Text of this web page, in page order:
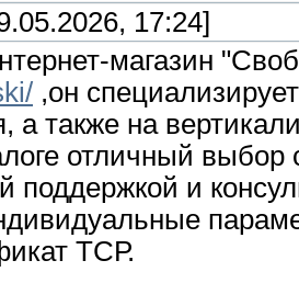
17:24]
магазин
,он
а также на
отличный
поддержкой и
ТСР.